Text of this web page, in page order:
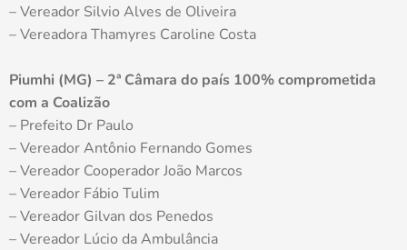
– Vereador Silvio Alves de Oliveira
– Vereadora Thamyres Caroline Costa
Piumhi (MG) – 2ª Câmara do país 100% comprometida
com a Coalizão
– Prefeito Dr Paulo
– Vereador Antônio Fernando Gomes
– Vereador Cooperador João Marcos
– Vereador Fábio Tulim
– Vereador Gilvan dos Penedos
– Vereador Lúcio da Ambulância